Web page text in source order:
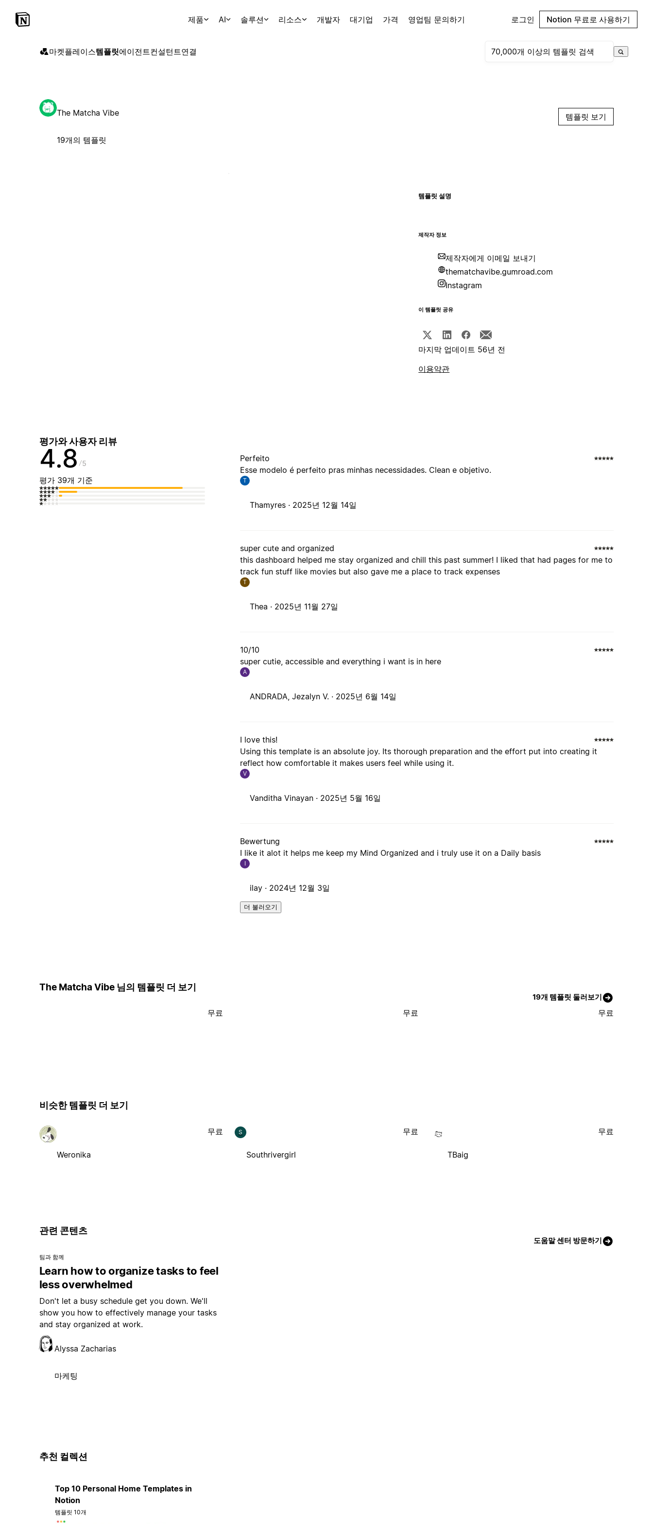
제품 AI 솔루션 리소스 개발자 대기업 가격 영업팀 문의하기 로그인 Notion 무료로 사용하기
마켓플레이스템플릿에이전트컨설턴트연결
The Matcha Vibe
19개의 템플릿
템플릿 보기
템플릿 설명
제작자 정보
제작자에게 이메일 보내기
thematchavibe.gumroad.com
Instagram
이 템플릿 공유
마지막 업데이트 56년 전
이용약관
평가와 사용자 리뷰
4.8 5
평가 39개 기준
Perfeito
Esse modelo é perfeito pras minhas necessidades. Clean e objetivo.
T
Thamyres · 2025년 12월 14일
super cute and organized
this dashboard helped me stay organized and chill this past summer! I liked that had pages for me to
track fun stuff like movies but also gave me a place to track expenses
T
Thea · 2025년 11월 27일
10/10
super cutie, accessible and everything i want is in here
A
ANDRADA, Jezalyn V. · 2025년 6월 14일
I love this!
Using this template is an absolute joy. Its thorough preparation and the effort put into creating it
reflect how comfortable it makes users feel while using it.
V
Vanditha Vinayan · 2025년 5월 16일
Bewertung
I like it alot it helps me keep my Mind Organized and i truly use it on a Daily basis
I
ilay · 2024년 12월 3일
더 불러오기
The Matcha Vibe 님의 템플릿 더 보기
19개 템플릿 둘러보기
무료 무료 무료
비슷한 템플릿 더 보기
Weronika
무료 S
Southrivergirl
무료
TBaig
무료
관련 콘텐츠
도움말 센터 방문하기
팀과 함께
Learn how to organize tasks to feel
less overwhelmed
Don't let a busy schedule get you down. We'll
show you how to effectively manage your tasks
and stay organized at work.
Alyssa Zacharias
마케팅
추천 컬렉션
Top 10 Personal Home Templates in
Notion
템플릿 10개